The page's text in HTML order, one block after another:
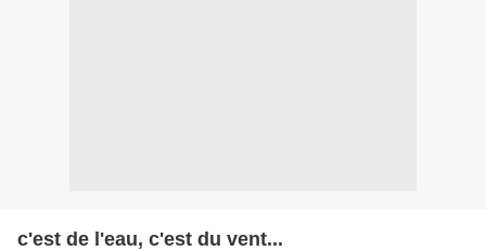
c'est de l'eau, c'est du vent...